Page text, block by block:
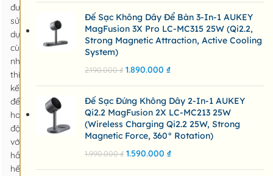
được
sử
dụng
cùng
nhau. Được
thiết
kế
để
hoạt
động
với
hầu
hết
Đế Sạc Không Dây Để Bàn 3-In-1 AUKEY
MagFusion 3X Pro LC-MC315 25W (Qi2.2,
Strong Magnetic Attraction, Active Cooling
System)
2.190.000₫ 1.890.000 ₫
Đế Sạc Đứng Không Dây 2-In-1 AUKEY
Qi2.2 MagFusion 2X LC-MC213 25W
(Wireless Charging Qi2.2 25W, Strong
Magnetic Force, 360° Rotation)
1.990.000₫ 1.590.000 ₫